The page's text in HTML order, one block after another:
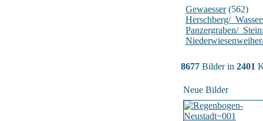
Gewaesser(562)
Herschberg/
Panzergraben/
8677 Bilder in 2401
Neue Bilder